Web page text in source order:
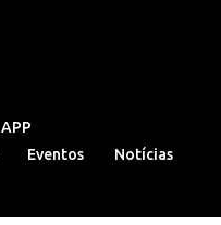
APP
Eventos
Notícias